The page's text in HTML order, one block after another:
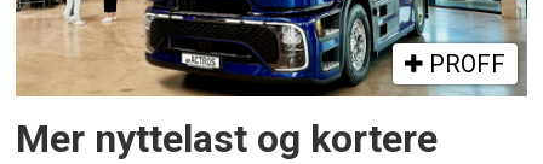
PROFF
Mer nyttelast og kortere